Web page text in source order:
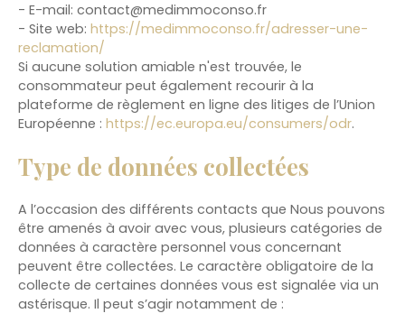
- E-mail: contact@medimmoconso.fr
- Site web: https://medimmoconso.fr/adresser-une-
reclamation/
Si aucune solution amiable n'est trouvée, le
consommateur peut également recourir à la
plateforme de règlement en ligne des litiges de l’Union
Européenne : https://ec.europa.eu/consumers/odr.
Type de données collectées
A l’occasion des différents contacts que Nous pouvons
être amenés à avoir avec vous, plusieurs catégories de
données à caractère personnel vous concernant
peuvent être collectées. Le caractère obligatoire de la
collecte de certaines données vous est signalée via un
astérisque. Il peut s’agir notamment de :